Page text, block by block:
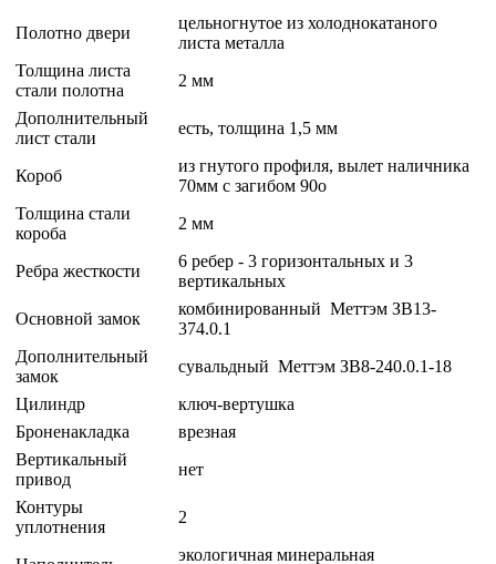
Полотно двери
цельногнутое из холоднокатаного
листа металла
Толщина листа
стали полотна
2 мм
Дополнительный
лист стали
есть, толщина 1,5 мм
Короб
из гнутого профиля, вылет наличника
70мм с загибом 90o
Толщина стали
короба
2 мм
Ребра жесткости
6 ребер - 3 горизонтальных и 3
вертикальных
Основной замок
комбинированный Меттэм ЗВ13-
374.0.1
Дополнительный
замок
сувальдный Меттэм ЗВ8-240.0.1-18
Цилиндр
ключ-вертушка
Броненакладка
врезная
Вертикальный
привод
нет
Контуры
уплотнения
2
экологичная минеральная